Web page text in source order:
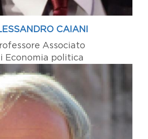
CAIANI
Associato
Economia politica